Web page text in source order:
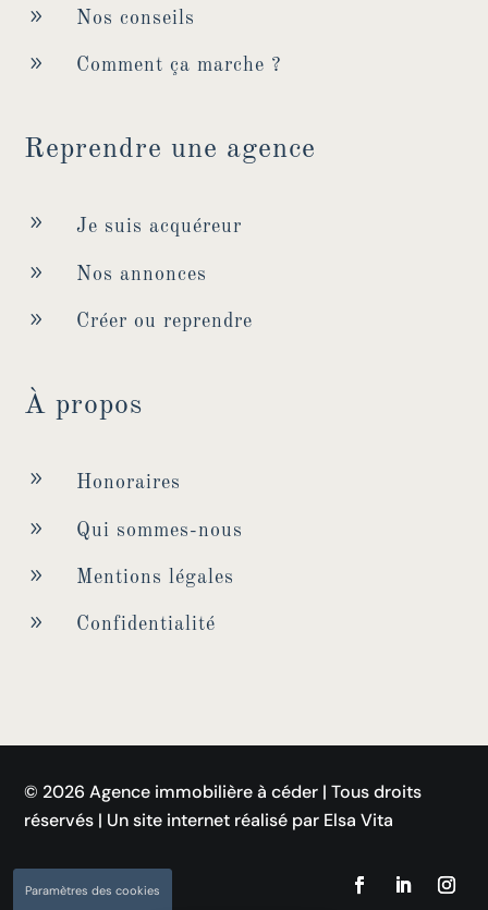
Paramètres des cookies
9 Nos conseils
9 Comment ça marche ?
Reprendre une agence
9 Je suis acquéreur
9 Nos annonces
9 Créer ou reprendre
À propos
9 Honoraires
9 Qui sommes-nous
9 Mentions légales
9 Confidentialité
© 2026 Agence immobilière à céder | Tous droits
réservés | Un site internet réalisé par Elsa Vita